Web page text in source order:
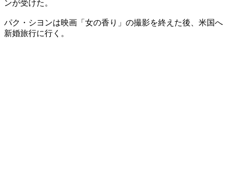
ンが受けた。
パク・シヨンは映画「女の香り」の撮影を終えた後、米国へ
新婚旅行に行く。